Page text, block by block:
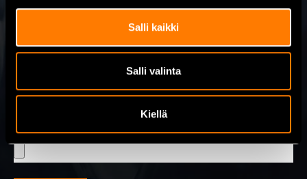
Salli kaikki
Salli valinta
Kiellä
Lähetä kuva